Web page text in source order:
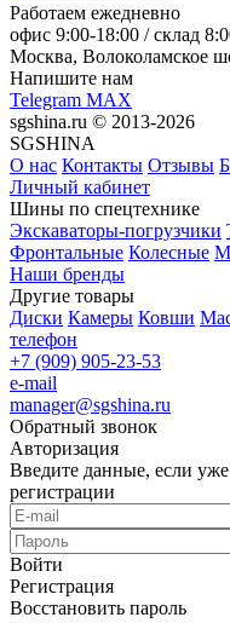
Работаем ежедневно
офис 9:00-18:00 / склад
Москва, Волоколамское
Напишите нам
Telegram MAX
sgshina.ru © 2013-2026
SGSHINA
О нас Контакты Отзывы
Личный кабинет
Шины по спецтехнике
Экскаваторы-погрузчики
Фронтальные Колесные
Наши бренды
Другие товары
Диски Камеры Ковши
телефон
+7 (909) 905-23-53
e-mail
manager@sgshina.ru
Обратный звонок
Авторизация
Введите данные, если уже
регистрации
Войти
Регистрация
Восстановить пароль